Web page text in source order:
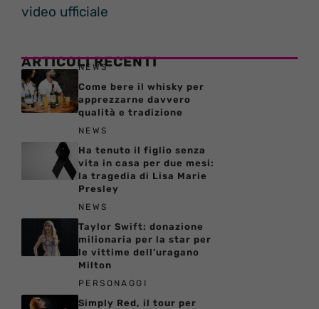
video ufficiale
ARTICOLI RECENTI
NEWS
Come bere il whisky per
apprezzarne davvero
qualità e tradizione
NEWS
Ha tenuto il figlio senza
vita in casa per due mesi:
la tragedia di Lisa Marie
Presley
NEWS
Taylor Swift: donazione
milionaria per la star per
le vittime dell’uragano
Milton
PERSONAGGI
Simply Red, il tour per